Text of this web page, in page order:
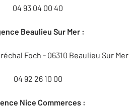
04 93 04 00 40
Beaulieu Sur Mer :
Foch - 06310 Beaulieu Sur Mer
04 92 26 10 00
Nice Commerces :